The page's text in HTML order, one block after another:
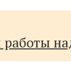
работы